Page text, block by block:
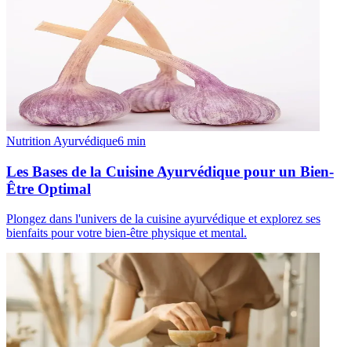
Nutrition Ayurvédique6 min
Les Bases de la Cuisine Ayurvédique pour un Bien-
Être Optimal
Plongez dans l'univers de la cuisine ayurvédique et explorez ses
bienfaits pour votre bien-être physique et mental.